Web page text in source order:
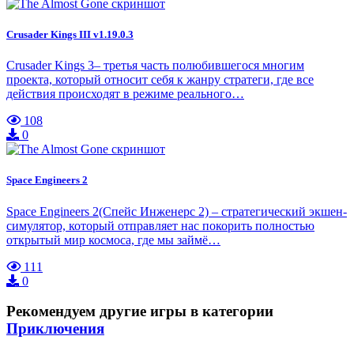
Crusader Kings III v1.19.0.3
Crusader Kings 3– третья часть полюбившегося многим
проекта, который относит себя к жанру стратеги, где все
действия происходят в режиме реального…
108
0
Space Engineers 2
Space Engineers 2(Спейс Инженерс 2) – стратегический экшен-
симулятор, который отправляет нас покорить полностью
открытый мир космоса, где мы займё…
111
0
Рекомендуем другие игры в категории
Приключения